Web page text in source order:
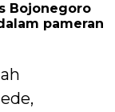
Bojonegoro
pameran